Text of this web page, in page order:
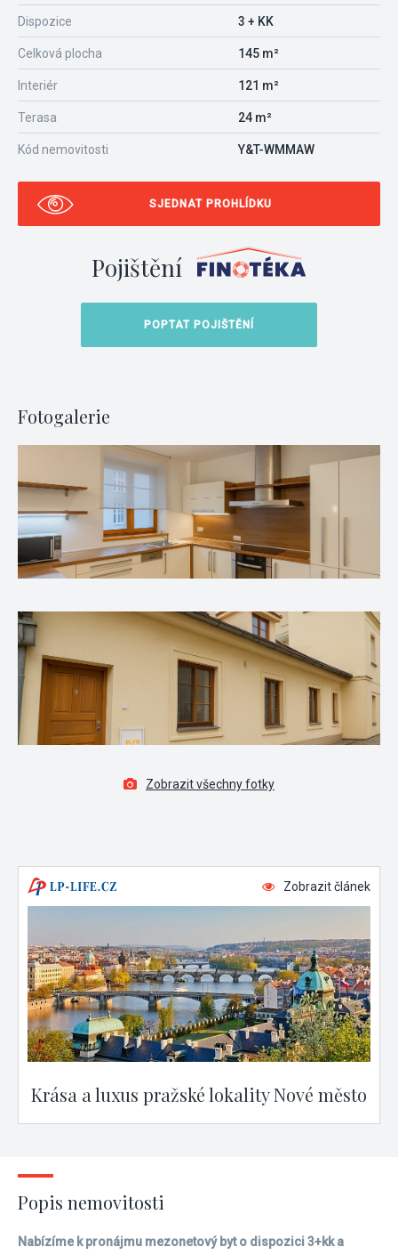
Dispozice 3 + KK
Celková plocha 145 m²
Interiér 121 m²
Terasa 24 m²
Kód nemovitosti Y&T-WMMAW
SJEDNAT PROHLÍDKU
Pojištění
POPTAT POJIŠTĚNÍ
Fotogalerie
Zobrazit všechny fotky
Zobrazit článek
Krása a luxus pražské lokality Nové město
Popis nemovitosti
Nabízíme k pronájmu mezonetový byt o dispozici 3+kk a